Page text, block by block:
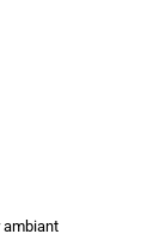
ambiant